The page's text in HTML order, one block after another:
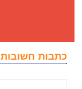
כתבות חשובות